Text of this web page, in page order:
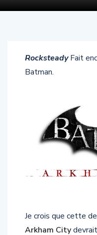
RocksteadyFait
Batman.
Je crois que cette
Arkham City